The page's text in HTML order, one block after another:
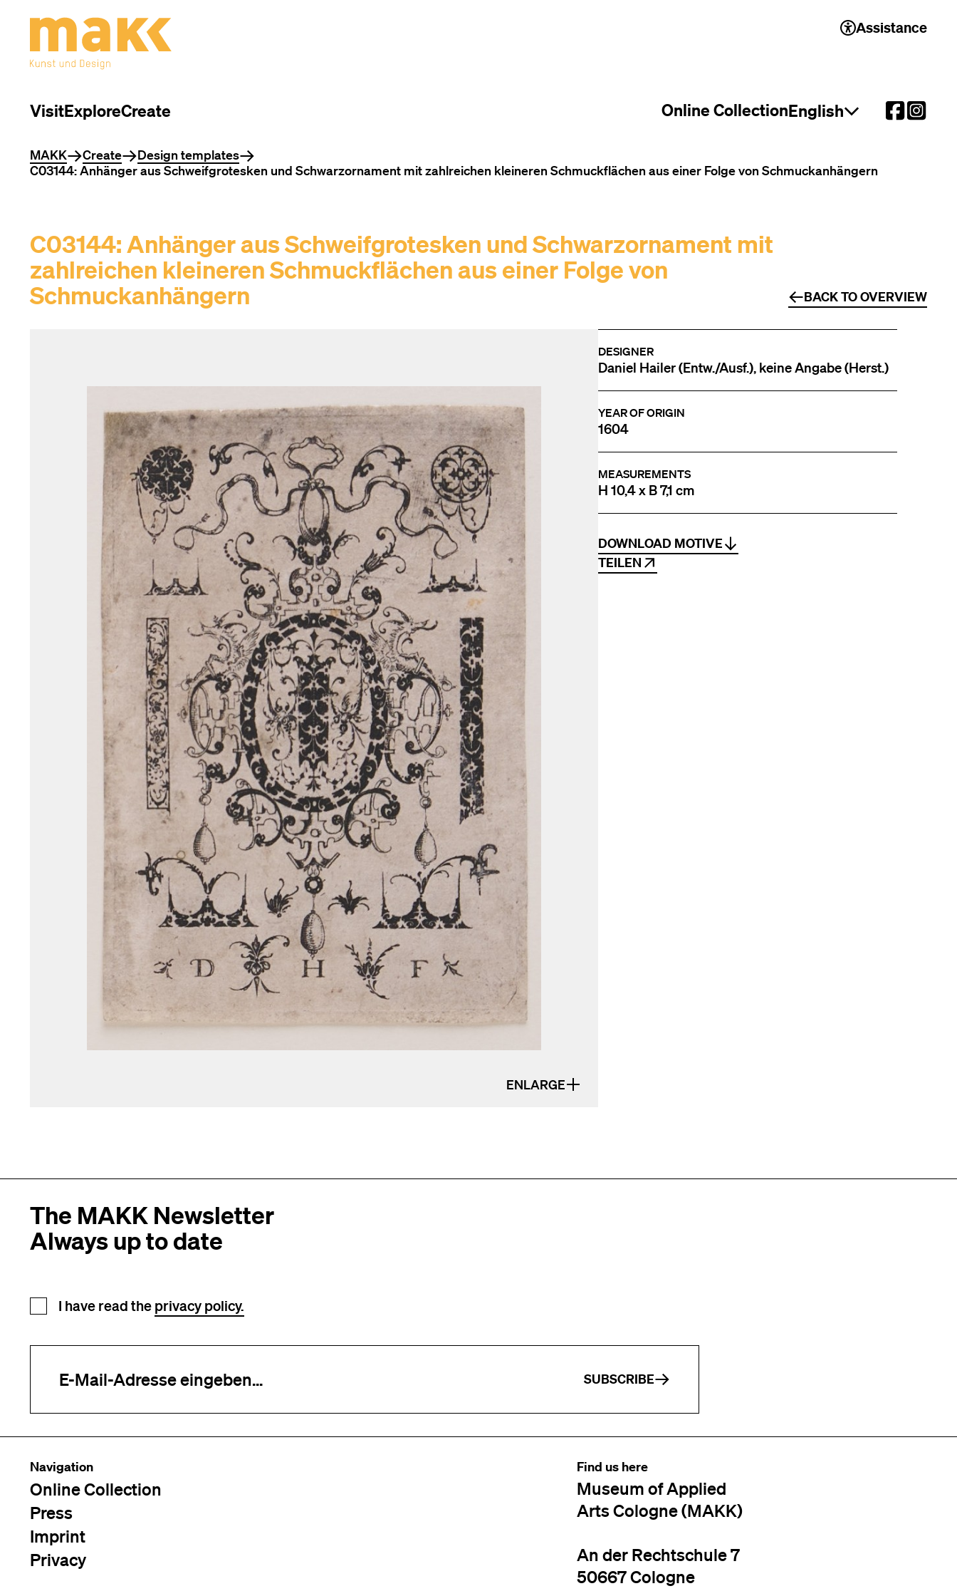
Assistance
VisitExploreCreate Online CollectionOpen language
English
You are here
MAKK Create
Design templates
C03144: Anhänger aus Schweifgrotesken und Schwarzornament mit zahlreichen kleineren Schmuckflächen aus einer Folge von Schmuckanhängern
C03144: Anhänger aus Schweifgrotesken und Schwarzornament mit
zahlreichen kleineren Schmuckflächen aus einer Folge von
Schmuckanhängern
BACK TO OVERVIEW
ENLARGE
DESIGNER
Daniel Hailer (Entw./Ausf.), keine Angabe (Herst.)
YEAR OF ORIGIN
1604
MEASUREMENTS
H 10,4 x B 7,1 cm
DOWNLOAD MOTIVE
TEILEN
The MAKK Newsletter
Always up to date
Newsletter registration
I have read the privacy policy.
SUBSCRIBE
Navigation
Online Collection
Press
Imprint
Privacy
Find us here
Museum of Applied
Arts Cologne (MAKK)
An der Rechtschule 7
50667 Cologne